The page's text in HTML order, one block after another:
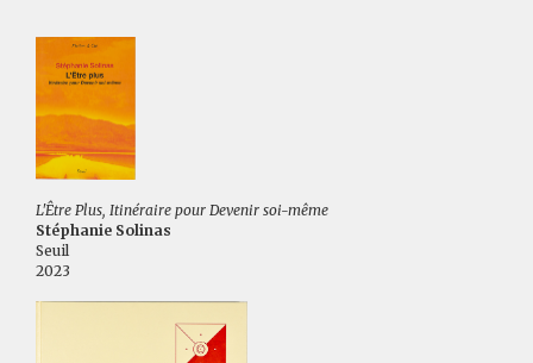
L'Être Plus, Itinéraire pour Devenir soi-même
Stéphanie Solinas
Seuil
2023